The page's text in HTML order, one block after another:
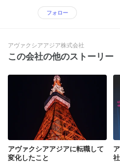
フォロー
アヴァクシアアジア株式会社
この会社の他のストーリー
アヴァクシアアジアに転職して
変化したこと